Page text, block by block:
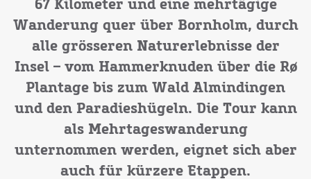
67 Kilometer und eine mehrtägige
Wanderung quer über Bornholm, durch
alle grösseren Naturerlebnisse der
Insel – vom Hammerknuden über die Rø
Plantage bis zum Wald Almindingen
und den Paradieshügeln. Die Tour kann
als Mehrtageswanderung
unternommen werden, eignet sich aber
auch für kürzere Etappen.